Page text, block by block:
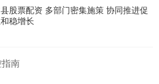
股票配资 多部门密集施策 协同推进促
稳增长
南